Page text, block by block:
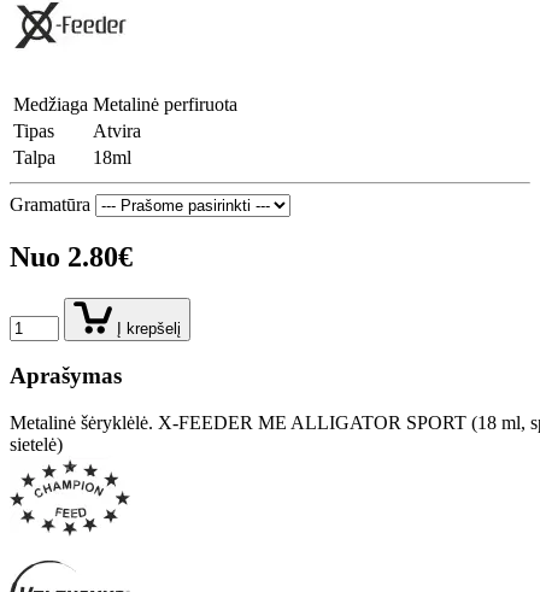
Medžiaga Metalinė perfiruota
Tipas
Atvira
Talpa
18ml
Gramatūra
Nuo 2.80€
Į krepšelį
Aprašymas
Metalinė šėryklėlė. X-FEEDER ME ALLIGATOR SPORT (18 ml,
sietelė)